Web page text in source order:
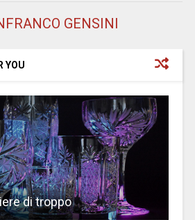
GENSINI
YOU
di troppo